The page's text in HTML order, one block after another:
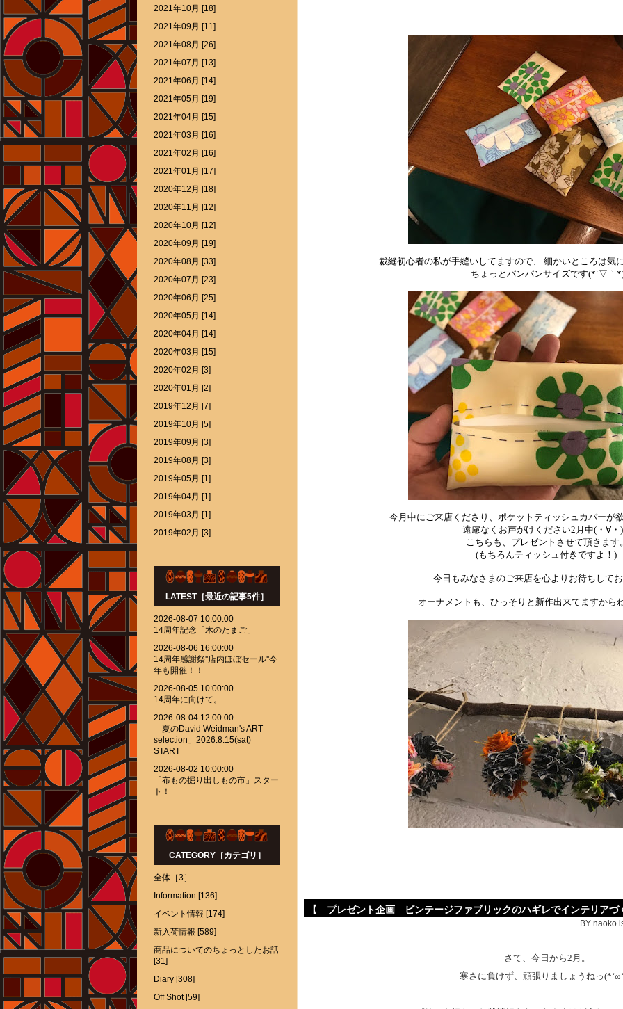
裁縫初心者の私が手縫いしてますので、 細かいところは気
ちょっとパンパンサイズです(*´▽｀
今月中にご来店くださり、ポケットティッシュカバーが
遠慮なくお声がけください2月中(・∀・
こちらも、プレゼントさせて頂きます
(もちろんティッシュ付きですよ！)
今日もみなさまのご来店を心よりお待ちして
オーナメントも、ひっそりと新作出来てますか
【 プレゼント企画 ビンテージファブリックのハギレでインテリア
BY naoko
さて、今日から2月。
寒さに負けず、頑張りましょうねっ
2021年10月 [18]
2021年09月 [11]
2021年08月 [26]
2021年07月 [13]
2021年06月 [14]
2021年05月 [19]
2021年04月 [15]
2021年03月 [16]
2021年02月 [16]
2021年01月 [17]
2020年12月 [18]
2020年11月 [12]
2020年10月 [12]
2020年09月 [19]
2020年08月 [33]
2020年07月 [23]
2020年06月 [25]
2020年05月 [14]
2020年04月 [14]
2020年03月 [15]
2020年02月 [3]
2020年01月 [2]
2019年12月 [7]
2019年10月 [5]
2019年09月 [3]
2019年08月 [3]
2019年05月 [1]
2019年04月 [1]
2019年03月 [1]
2019年02月 [3]
LATEST［最近の記事5件］
2026-08-07 10:00:00
14周年記念「木のたまご」
2026-08-06 16:00:00
14周年感謝祭''店内ほぼセール''今
年も開催！！
2026-08-05 10:00:00
14周年に向けて。
2026-08-04 12:00:00
「夏のDavid Weidman's ART
selection」2026.8.15(sat)
START
2026-08-02 10:00:00
「布もの掘り出しもの市」スター
ト！
CATEGORY［カテゴリ］
全体［3］
Information [136]
イベント情報 [174]
新入荷情報 [589]
商品についてのちょっとしたお話
[31]
Diary [308]
Off Shot [59]